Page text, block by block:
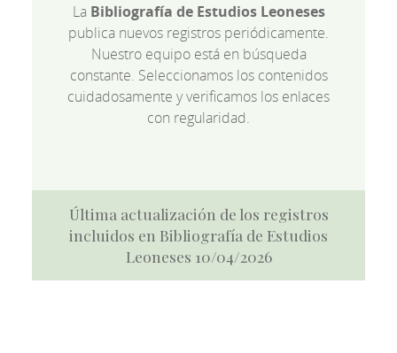
La Bibliografía de Estudios Leoneses
publica nuevos registros periódicamente.
Nuestro equipo está en búsqueda
constante. Seleccionamos los contenidos
cuidadosamente y verificamos los enlaces
con regularidad.
Última actualización de los registros
incluidos en Bibliografía de Estudios
Leoneses 10/04/2026